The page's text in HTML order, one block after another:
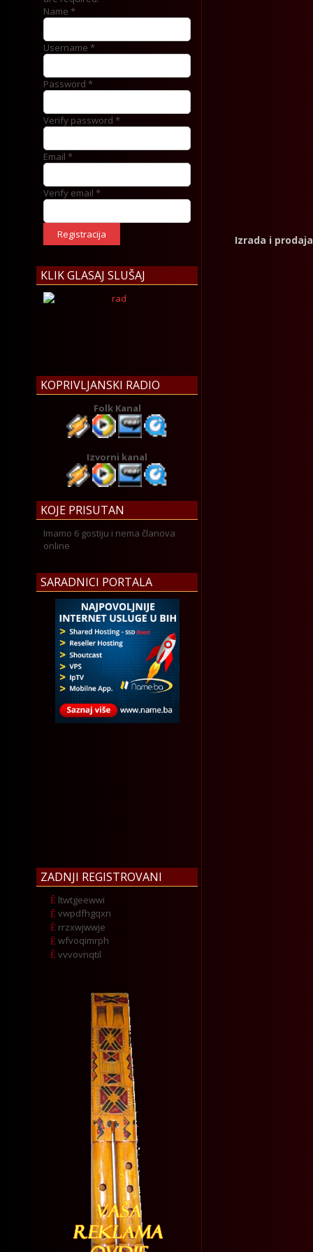
Name *
Username *
Password *
Verify password *
Email *
Verify email *
Registracija
KLIK GLASAJ SLUŠAJ
KOPRIVLJANSKI RADIO
Folk Kanal
Izvorni kanal
KOJE PRISUTAN
Imamo 6 gostiju i nema članova
online
SARADNICI PORTALA
ZADNJI REGISTROVANI
ltwtgeewwi
vwpdfhgqxn
rrzxwjwwje
wfvoqimrph
vvvovnqtil
Izrada i